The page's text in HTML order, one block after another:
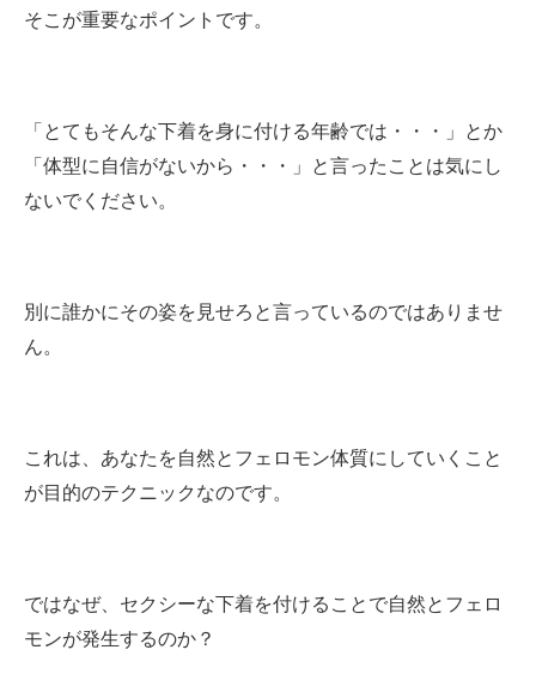
そこが重要なポイントです。
「とてもそんな下着を身に付ける年齢では・・・」とか
「体型に自信がないから・・・」と言ったことは気にし
ないでください。
別に誰かにその姿を見せろと言っているのではありませ
ん。
これは、あなたを自然とフェロモン体質にしていくこと
が目的のテクニックなのです。
ではなぜ、セクシーな下着を付けることで自然とフェロ
モンが発生するのか？